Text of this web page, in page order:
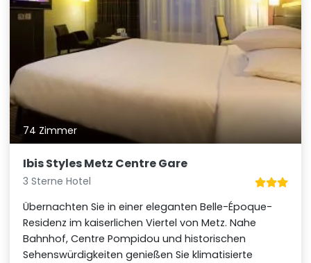
74 Zimmer
Ibis Styles Metz Centre Gare
3 Sterne Hotel
Übernachten Sie in einer eleganten Belle-Époque-
Residenz im kaiserlichen Viertel von Metz. Nahe
Bahnhof, Centre Pompidou und historischen
Sehenswürdigkeiten genießen Sie klimatisierte